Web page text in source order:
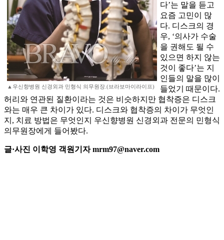
▲우신향병원 신경외과 민형식 의무원장.(브라보마이라이프)
다’는 말을 듣고
요즘 고민이 많
다. 디스크의 경
우, ‘의사가 수술
을 권해도 될 수
있으면 하지 않는
것이 좋다’는 지
인들의 말을 많이
들었기 때문이다.
허리와 연관된 질환이라는 것은 비슷하지만 협착증은 디스크
와는 매우 큰 차이가 있다. 디스크와 협착증의 차이가 무엇인
지, 치료 방법은 무엇인지 우신향병원 신경외과 전문의 민형식
의무원장에게 들어봤다.
글·사진 이학영 객원기자 mrm97@naver.com